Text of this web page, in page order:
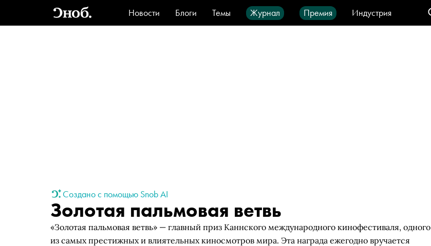
Новости Блоги Темы Журнал Премия
Индустрия
Стиль
Видео Город IT-продукты
Создано с помощью Snob AI
Золотая пальмовая ветвь
«Золотая пальмовая ветвь» — главный приз Каннского международного кинофестиваля, одного
из самых престижных и влиятельных киносмотров мира. Эта награда ежегодно вручается